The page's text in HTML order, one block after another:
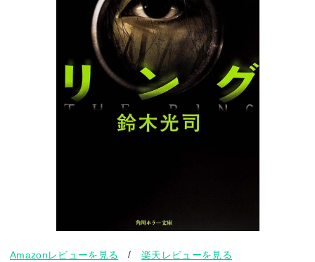
Amazonレビューを見る /楽天レビューを見る